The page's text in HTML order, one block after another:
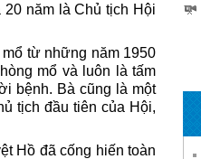
năm là Chủ tịch Hội
từ những năm 1950
mổ và luôn là tấm
bệnh. Bà cũng là một
tịch đầu tiên của Hội,
Hồ đã cống hiến toàn